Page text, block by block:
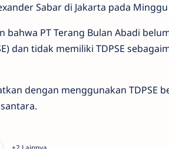
Sabar di Jakarta pada
bahwa PT Terang Bulan Abadi
dan tidak memiliki TDPSE
dengan menggunakan TDPSE